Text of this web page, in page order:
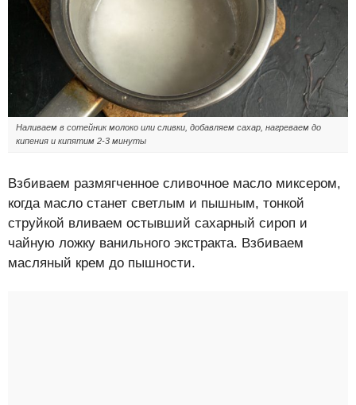
Наливаем в сотейник молоко или сливки, добавляем сахар, нагреваем до
кипения и кипятим 2-3 минуты
Взбиваем размягченное сливочное масло миксером,
когда масло станет светлым и пышным, тонкой
струйкой вливаем остывший сахарный сироп и
чайную ложку ванильного экстракта. Взбиваем
масляный крем до пышности.